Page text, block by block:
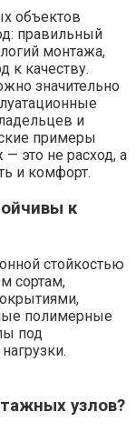
объектов
правильный
монтажа,
к качеству.
значительно
и
примеры
это не расход, а
и комфорт.
к
стойкостью
сортам,
полимерные
под
узлов?